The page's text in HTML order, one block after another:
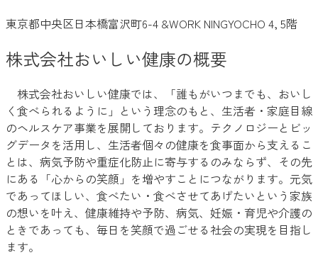
東京都中央区日本橋富沢町6-4 &WORK NINGYOCHO 4, 5階
株式会社おいしい健康の概要
株式会社おいしい健康では、「誰もがいつまでも、おいし
く食べられるように」という理念のもと、生活者・家庭目線
のヘルスケア事業を展開しております。テクノロジーとビッ
グデータを活用し、生活者個々の健康を食事面から支えるこ
とは、病気予防や重症化防止に寄与するのみならず、その先
にある「心からの笑顔」を増やすことにつながります。元気
であってほしい、食べたい・食べさせてあげたいという家族
の想いを叶え、健康維持や予防、病気、妊娠・育児や介護の
ときであっても、毎日を笑顔で過ごせる社会の実現を目指し
ます。